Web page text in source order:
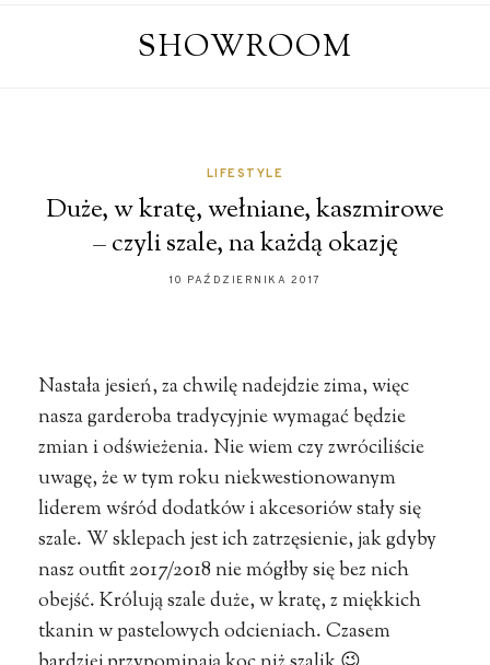
SHOWROOM
LIFESTYLE
Duże, w kratę, wełniane, kaszmirowe
– czyli szale, na każdą okazję
10 PAŹDZIERNIKA 2017
Nastała jesień, za chwilę nadejdzie zima, więc
nasza garderoba tradycyjnie wymagać będzie
zmian i odświeżenia. Nie wiem czy zwróciliście
uwagę, że w tym roku niekwestionowanym
liderem wśród dodatków i akcesoriów stały się
szale. W sklepach jest ich zatrzęsienie, jak gdyby
nasz outfit 2017/2018 nie mógłby się bez nich
obejść. Królują szale duże, w kratę, z miękkich
tkanin w pastelowych odcieniach. Czasem